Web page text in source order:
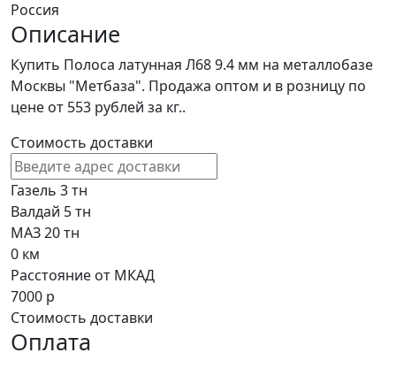
Россия
Описание
Купить Полоса латунная Л68 9.4 мм на металлобазе
Москвы "Метбаза". Продажа оптом и в розницу по
цене от 553 рублей за кг..
Стоимость доставки
Газель 3 тн
Валдай 5 тн
МАЗ 20 тн
0 км
Расстояние от МКАД
7000 р
Стоимость доставки
Оплата